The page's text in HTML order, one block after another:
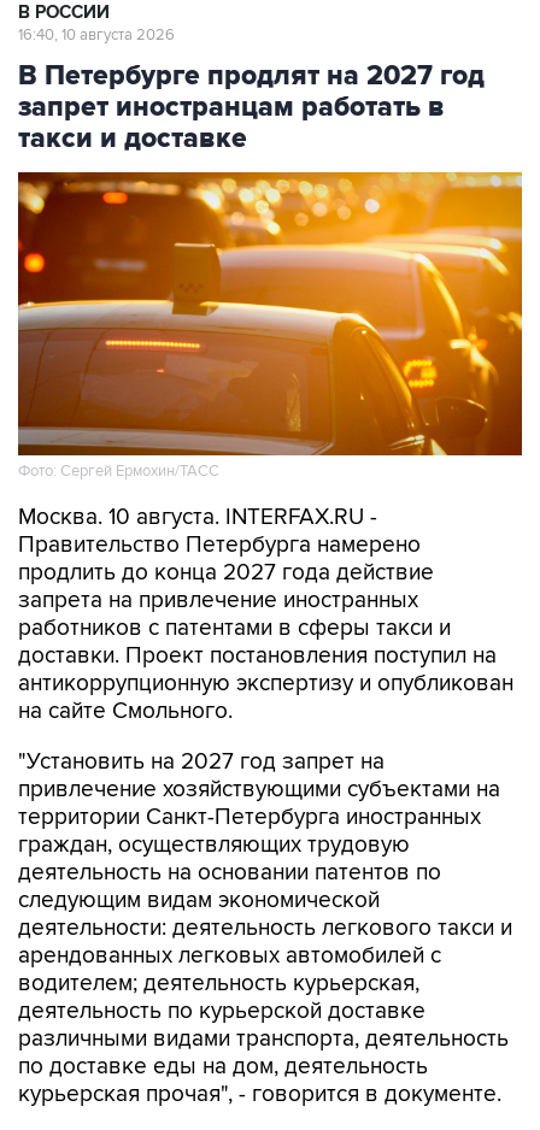
В РОССИИ
16:40, 10 августа 2026
В Петербурге продлят на 2027 год
запрет иностранцам работать в
такси и доставке
Фото: Сергей Ермохин/ТАСС
Москва. 10 августа. INTERFAX.RU -
Правительство Петербурга намерено
продлить до конца 2027 года действие
запрета на привлечение иностранных
работников с патентами в сферы такси и
доставки. Проект постановления поступил на
антикоррупционную экспертизу и опубликован
на сайте Смольного.
"Установить на 2027 год запрет на
привлечение хозяйствующими субъектами на
территории Санкт-Петербурга иностранных
граждан, осуществляющих трудовую
деятельность на основании патентов по
следующим видам экономической
деятельности: деятельность легкового такси и
арендованных легковых автомобилей с
водителем; деятельность курьерская,
деятельность по курьерской доставке
различными видами транспорта, деятельность
по доставке еды на дом, деятельность
курьерская прочая", - говорится в документе.